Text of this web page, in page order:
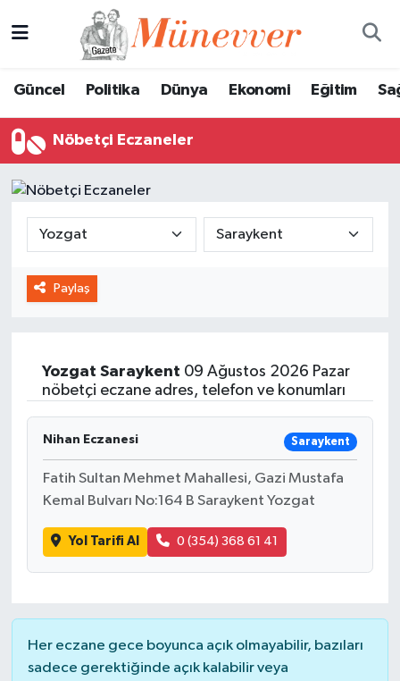
Güncel Politika Dünya Ekonomi Eğitim
Nöbetçi Eczaneler
Paylaş
Yozgat Saraykent 09 Ağustos 2026 Pazar
nöbetçi eczane adres, telefon ve konumları
Nihan Eczanesi Saraykent
Fatih Sultan Mehmet Mahallesi, Gazi Mustafa
Kemal Bulvarı No:164 B Saraykent Yozgat
Yol Tarifi Al 0 (354) 368 61 41
Her eczane gece boyunca açık olmayabilir, bazıları
sadece gerektiğinde açık kalabilir veya
Eğitim
Sağlık
Spor
Tüm Manşetler
Son Dakika Haberleri